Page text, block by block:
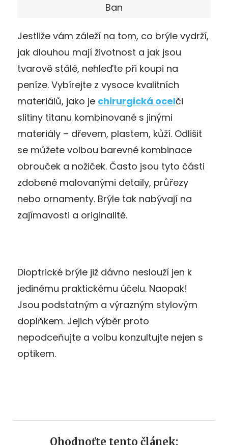
Ban
Jestliže vám záleží na tom, co brýle vydrží,
jak dlouhou mají životnost a jak jsou
tvarově stálé, nehleďte při koupi na
peníze. Vybírejte z vysoce kvalitních
materiálů, jako je chirurgická ocelči
slitiny titanu kombinované s jinými
materiály – dřevem, plastem, kůží. Odlišit
se můžete volbou barevné kombinace
obrouček a nožiček. Často jsou tyto části
zdobené malovanými detaily, průřezy
nebo ornamenty. Brýle tak nabývají na
zajímavosti a originalitě.
Dioptrické brýle již dávno neslouží jen k
jedinému praktickému účelu. Naopak!
Jsou podstatným a výrazným stylovým
doplňkem. Jejich výběr proto
nepodceňujte a volbu konzultujte nejen s
optikem.
Ohodnoťte tento článek: